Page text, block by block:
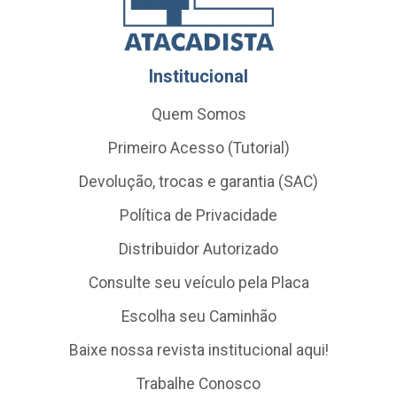
Institucional
Quem Somos
Primeiro Acesso (Tutorial)
Devolução, trocas e garantia (SAC)
Política de Privacidade
Distribuidor Autorizado
Consulte seu veículo pela Placa
Escolha seu Caminhão
Baixe nossa revista institucional aqui!
Trabalhe Conosco